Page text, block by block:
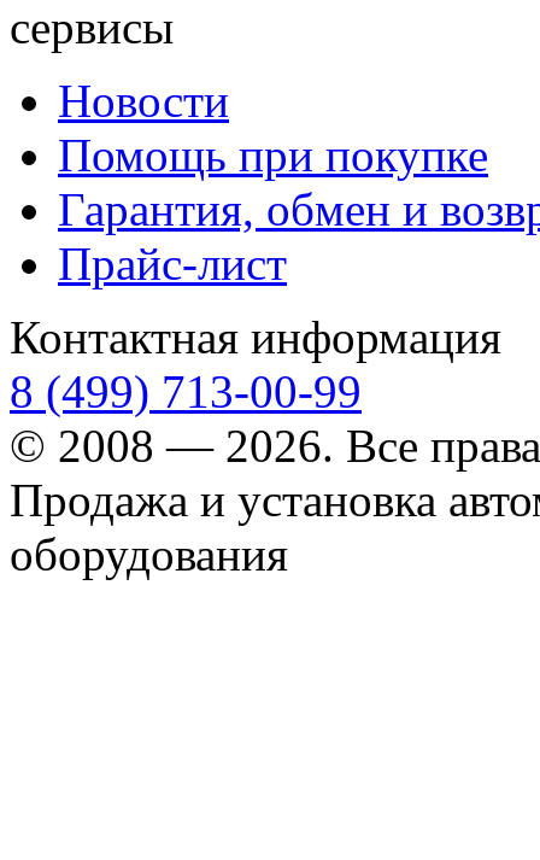
сервисы
Новости
Помощь при покупке
Гарантия, обмен и
Прайс-лист
Контактная информация
8 (499) 713-00-99
© 2008 — 2026. Все
Продажа и установка
оборудования